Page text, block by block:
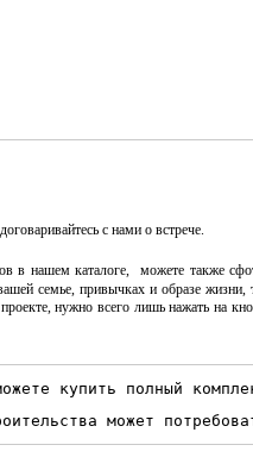
, договаривайтесь с нами о встрече.
в нашем каталоге, можете также
семье, привычках и образе
нужно всего лишь нажать на
купить полный
может